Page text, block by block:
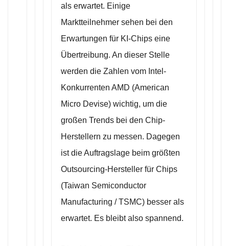
als erwartet. Einige
Marktteilnehmer sehen bei den
Erwartungen für KI-Chips eine
Übertreibung. An dieser Stelle
werden die Zahlen vom Intel-
Konkurrenten AMD (American
Micro Devise) wichtig, um die
großen Trends bei den Chip-
Herstellern zu messen. Dagegen
ist die Auftragslage beim größten
Outsourcing-Hersteller für Chips
(Taiwan Semiconductor
Manufacturing / TSMC) besser als
erwartet. Es bleibt also spannend.